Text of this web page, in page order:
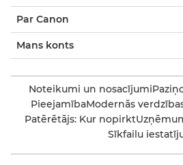
Par Canon
Mans konts
Noteikumi un nosacījumi
PieejamībaModernās
Patērētājs: Kur nopirkt
Sīkfailu